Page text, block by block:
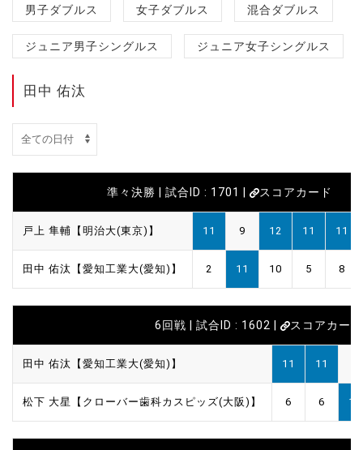
男子ダブルス 女子ダブルス 混合ダブルス
ジュニア男子シングルス ジュニア女子シングルス
田中 佑汰
準々決勝 | 試合ID : 1701 | スコアカード
戸上 隼輔【明治大(東京)】 11 9 12 11 11
田中 佑汰【愛知工業大(愛知)】 2 11 10 5 8
6回戦 | 試合ID : 1602 | スコアカード
田中 佑汰【愛知工業大(愛知)】 11 11
松下 大星【クローバー歯科カスピッズ(大阪)】 6 6 11